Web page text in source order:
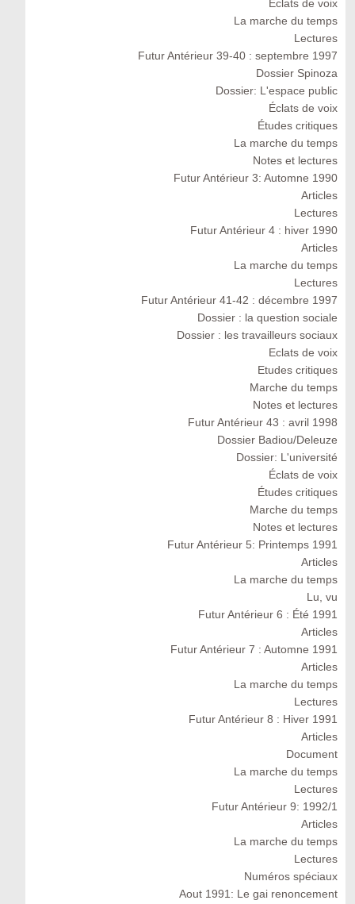
Eclats de voix
La marche du temps
Lectures
Futur Antérieur 39-40 : septembre 1997
Dossier Spinoza
Dossier: L'espace public
Éclats de voix
Études critiques
La marche du temps
Notes et lectures
Futur Antérieur 3: Automne 1990
Articles
Lectures
Futur Antérieur 4 : hiver 1990
Articles
La marche du temps
Lectures
Futur Antérieur 41-42 : décembre 1997
Dossier : la question sociale
Dossier : les travailleurs sociaux
Eclats de voix
Etudes critiques
Marche du temps
Notes et lectures
Futur Antérieur 43 : avril 1998
Dossier Badiou/Deleuze
Dossier: L'université
Éclats de voix
Études critiques
Marche du temps
Notes et lectures
Futur Antérieur 5: Printemps 1991
Articles
La marche du temps
Lu, vu
Futur Antérieur 6 : Été 1991
Articles
Futur Antérieur 7 : Automne 1991
Articles
La marche du temps
Lectures
Futur Antérieur 8 : Hiver 1991
Articles
Document
La marche du temps
Lectures
Futur Antérieur 9: 1992/1
Articles
La marche du temps
Lectures
Numéros spéciaux
Aout 1991: Le gai renoncement